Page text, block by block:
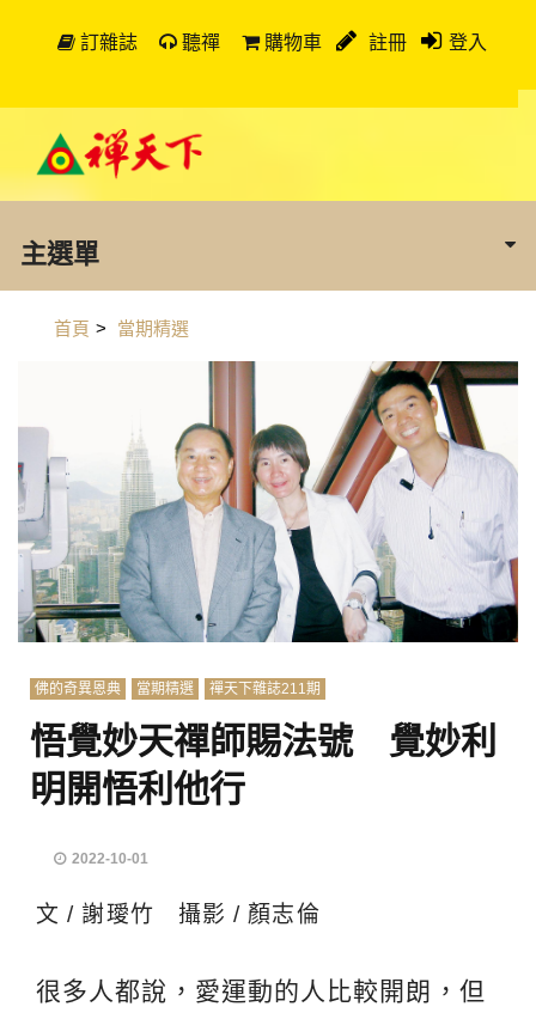
訂雜誌 聽禪 購物車 註冊 登入
主選單
首頁 > 當期精選
佛的奇異恩典 當期精選 禪天下雜誌211期
悟覺妙天禪師賜法號 覺妙利
明開悟利他行
2022-10-01
文 / 謝璦竹 攝影 / 顏志倫
很多人都說，愛運動的人比較開朗，但